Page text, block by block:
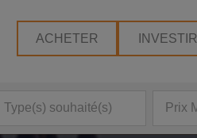
ACHETER INVESTIR